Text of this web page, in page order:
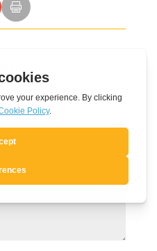
pubblicato.
I campi
*